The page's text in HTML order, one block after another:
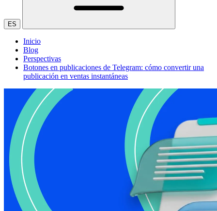
ES
Inicio
Blog
Perspectivas
Botones en publicaciones de Telegram: cómo convertir una
publicación en ventas instantáneas